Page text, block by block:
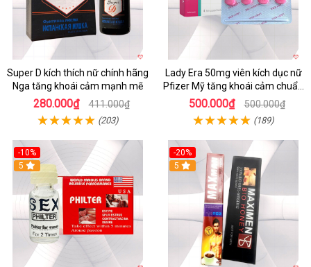
Super D kích thích nữ chính hãng
Nga tăng khoái cảm mạnh mẽ
280.000₫ 411.000₫
(203)
Lady Era 50mg viên kích dục nữ
Pfizer Mỹ tăng khoái cảm chuẩn
chính hãng
500.000₫ 500.000₫
(189)
-10%
5
-20%
5